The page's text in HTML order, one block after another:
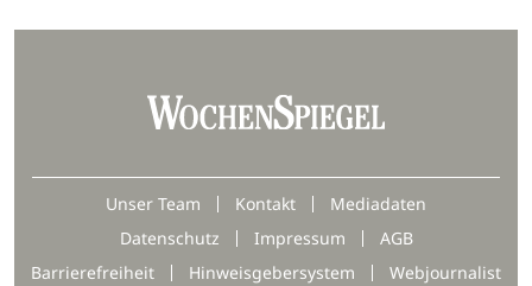
Unser Team Kontakt
Mediadaten
Datenschutz
Impressum
AGB
Barrierefreiheit
Hinweisgebersystem Webjournalist